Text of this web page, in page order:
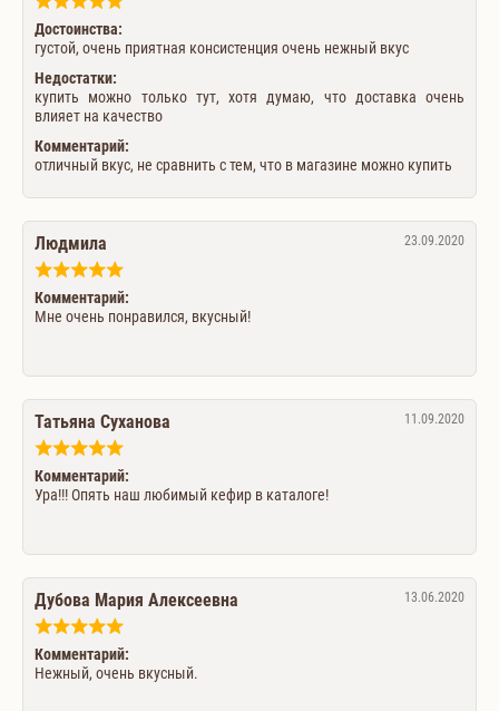
Достоинства:
густой, очень приятная консистенция очень нежный вкус
Недостатки:
купить можно только тут, хотя думаю, что доставка очень
влияет на качество
Комментарий:
отличный вкус, не сравнить с тем, что в магазине можно купить
23.09.2020
Людмила
Комментарий:
Мне очень понравился, вкусный!
11.09.2020
Татьяна Суханова
Комментарий:
Ура!!! Опять наш любимый кефир в каталоге!
13.06.2020
Дубова Мария Алексеевна
Комментарий:
Нежный, очень вкусный.